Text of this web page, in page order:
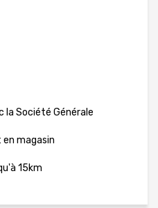
la Société Générale
magasin
15km